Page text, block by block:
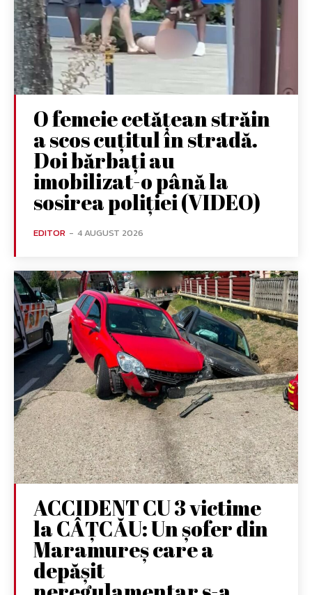
O femeie cetățean străin
a scos cuțitul în stradă.
Doi bărbați au
imobilizat-o până la
sosirea poliției (VIDEO)
EDITOR - 4 AUGUST 2026
ACCIDENT CU 3 victime
la CÂȚCĂU: Un șofer din
Maramureș care a
depășit